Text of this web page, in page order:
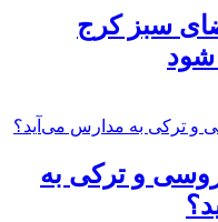
سبز کرج
شود
روسی و ترکی به